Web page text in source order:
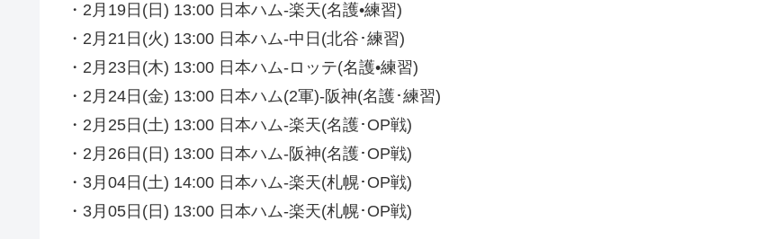
・2月19日(日) 13:00 日本ハム-楽天(名護•練習)
・2月21日(火) 13:00 日本ハム-中日(北谷･練習)
・2月23日(木) 13:00 日本ハム-ロッテ(名護•練習)
・2月24日(金) 13:00 日本ハム(2軍)-阪神(名護･練習)
・2月25日(土) 13:00 日本ハム-楽天(名護･OP戦)
・2月26日(日) 13:00 日本ハム-阪神(名護･OP戦)
・3月04日(土) 14:00 日本ハム-楽天(札幌･OP戦)
・3月05日(日) 13:00 日本ハム-楽天(札幌･OP戦)